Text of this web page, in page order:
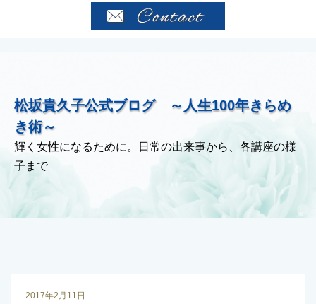
松坂貴久子公式ブログ ～人生100年きらめ
き術～
輝く女性になるために。日常の出来事から、各講座の様
子まで
2017年2月11日